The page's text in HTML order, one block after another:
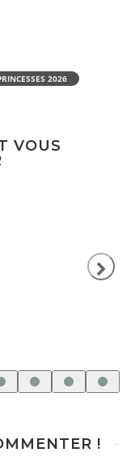
2026
VOUS
!